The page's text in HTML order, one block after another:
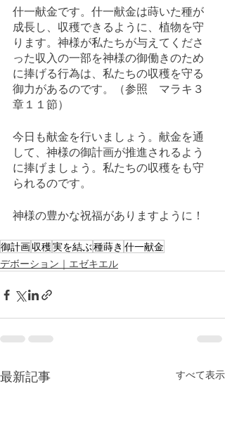
什一献金です。什一献金は蒔いた種が
成長し、収穫できるように、植物を守
ります。神様が私たちが与えてくださ
った収入の一部を神様の御働きのため
に捧げる行為は、私たちの収穫を守る
御力があるのです。（参照　マラキ３
章１１節）
今日も献金を行いましょう。献金を通
して、神様の御計画が推進されるよう
に捧げましょう。私たちの収穫をも守
られるのです。
神様の豊かな祝福がありますように！
御計画収穫実を結ぶ種蒔き 什一献金
デボーション｜エゼキエル
最新記事 すべて表示